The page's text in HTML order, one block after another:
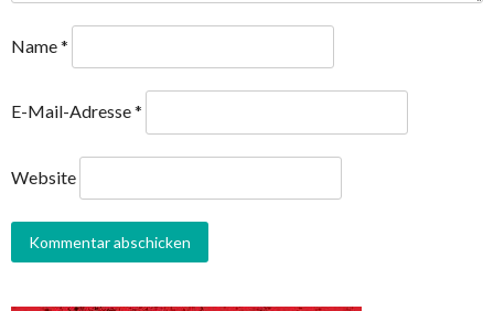
Name*
E-Mail-Adresse*
Website